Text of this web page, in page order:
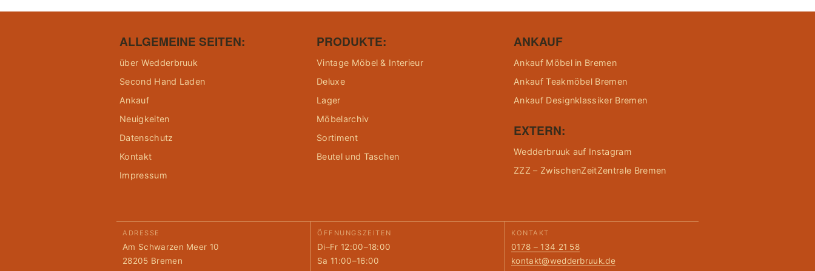
ALLGEMEINE SEITEN:
über Wedderbruuk
Second Hand Laden
Ankauf
Neuigkeiten
Datenschutz
Kontakt
Impressum
PRODUKTE:
Vintage Möbel & Interieur
Deluxe
Lager
Möbelarchiv
Sortiment
Beutel und Taschen
ANKAUF
Ankauf Möbel in Bremen
Ankauf Teakmöbel Bremen
Ankauf Designklassiker Bremen
EXTERN:
Wedderbruuk auf Instagram
ZZZ – ZwischenZeitZentrale Bremen
ADRESSE
Am Schwarzen Meer 10
28205 Bremen
ÖFFNUNGSZEITEN
Di–Fr 12:00–18:00
Sa 11:00–16:00
KONTAKT
0178 – 134 21 58
kontakt@wedderbruuk.de